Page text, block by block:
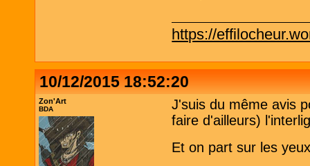
https://
10/12/2015 18:52:20
Zon'Art
BDA
J'suis du même avis
faire d'ailleurs)
Et on part sur les